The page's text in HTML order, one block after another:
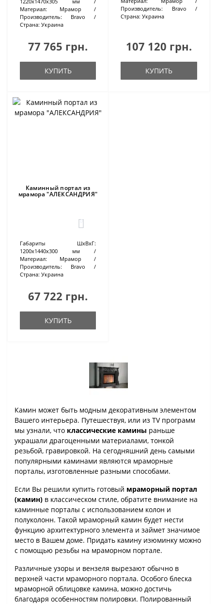
Материал:
Мрамор
Производитель:
Bravo
Страна: Украина
77 765 грн.
КУПИТЬ
Производитель:
Bravo
Страна: Украина
107 120 грн.
КУПИТЬ
Каминный портал из
мрамора "АЛЕКСАНДРИЯ"
0
Габариты ШхВхГ:
1200х1440х300 мм
Материал:
Мрамор
Производитель:
Bravo
Страна: Украина
67 722 грн.
КУПИТЬ
Камин может быть модным декоративным элементом
Вашего интерьера. Путешествуя, или из TV программ
мы узнали, что классические камины раньше
украшали драгоценными материалами, тонкой
резьбой, гравировкой. На сегодняшний день самыми
популярными каминами являются мраморные
порталы, изготовленные разными способами.
Если Вы решили купить готовый мраморный портал
(камин) в классическом стиле, обратите внимание на
каминные порталы с использованием колон и
полуколонн. Такой мраморный камин будет нести
функцию архитектурного элемента и займет значимое
место в Вашем доме. Придать камину изюминку можно
с помощью резьбы на мраморном портале.
Различные узоры и вензеля вырезают обычно в
верхней части мраморного портала. Особого блеска
мраморной облицовке камина, можно достичь
благодаря особенностям полировки. Полированный